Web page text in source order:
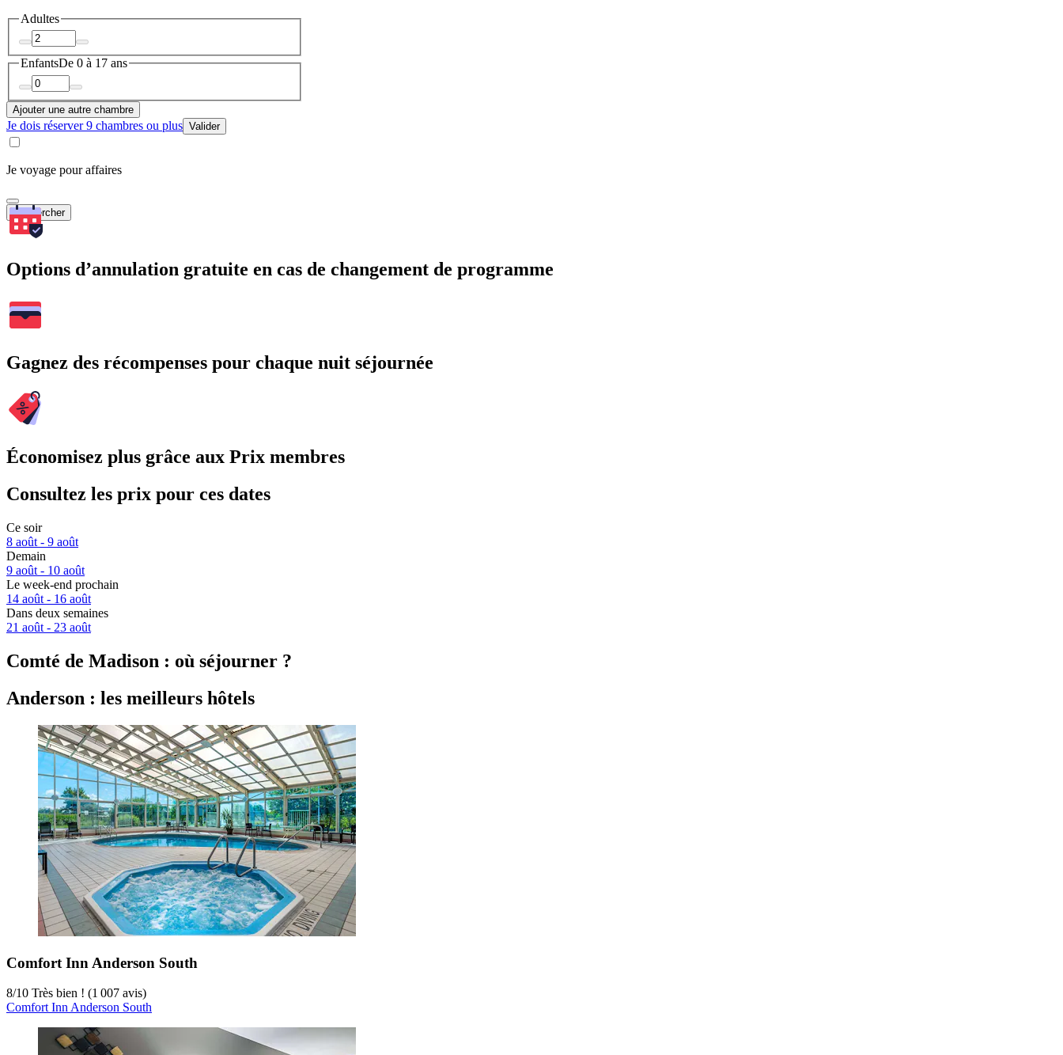
Adultes
EnfantsDe 0 à 17 ans
Ajouter une autre chambre
Je dois réserver 9 chambres ou plus Valider
Je voyage pour affaires
Rechercher
Options d’annulation gratuite en cas de changement de programme
Gagnez des récompenses pour chaque nuit séjournée
Économisez plus grâce aux Prix membres
Consultez les prix pour ces dates
Ce soir
8 août - 9 août
Demain
9 août - 10 août
Le week-end prochain
14 août - 16 août
Dans deux semaines
21 août - 23 août
Comté de Madison : où séjourner ?
Anderson : les meilleurs hôtels
Comfort Inn Anderson South
8/10 Très bien ! (1 007 avis)
Comfort Inn Anderson South